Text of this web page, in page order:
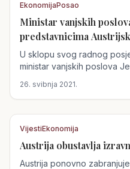
Austrija
EkonomijaPosao
Ministar vanjskih
predstavnicima
gospodarske komore
U sklopu svog radnog
ministar vanjskih poslova
26. svibnja 2021.
VijestiEkonomija
Austrija obustavlja
Austrija ponovno